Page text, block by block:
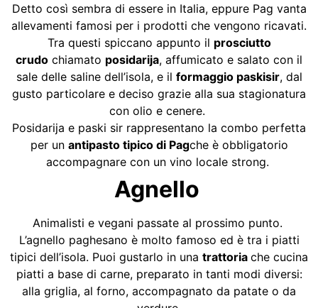
Detto così sembra di essere in Italia, eppure Pag vanta
allevamenti famosi per i prodotti che vengono ricavati.
Tra questi spiccano appunto il prosciutto
crudo chiamato posidarija, affumicato e salato con il
sale delle saline dell’isola, e il formaggio paskisir, dal
gusto particolare e deciso grazie alla sua stagionatura
con olio e cenere.
Posidarija e paski sir rappresentano la combo perfetta
per un antipasto tipico di Pagche è obbligatorio
accompagnare con un vino locale strong.
Agnello
Animalisti e vegani passate al prossimo punto.
L’agnello paghesano è molto famoso ed è tra i piatti
tipici dell’isola. Puoi gustarlo in una trattoria che cucina
piatti a base di carne, preparato in tanti modi diversi:
alla griglia, al forno, accompagnato da patate o da